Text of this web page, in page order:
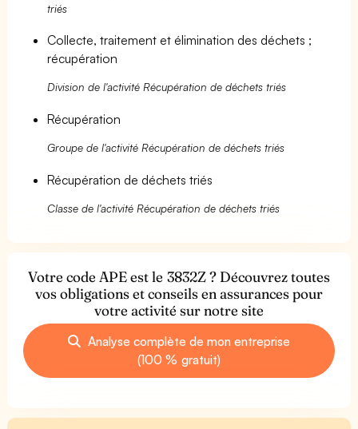
triés
Collecte, traitement et élimination des déchets ;
récupération
Division de l'activité Récupération de déchets triés
Récupération
Groupe de l'activité Récupération de déchets triés
Récupération de déchets triés
Classe de l'activité Récupération de déchets triés
Votre code APE est le 3832Z ? Découvrez toutes
vos obligations et conseils en assurances pour
votre activité sur notre site
Analyse complète de mon entreprise
(100 % gratuit)